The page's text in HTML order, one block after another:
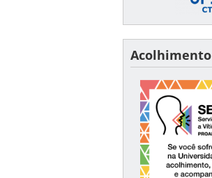
Acolhimento